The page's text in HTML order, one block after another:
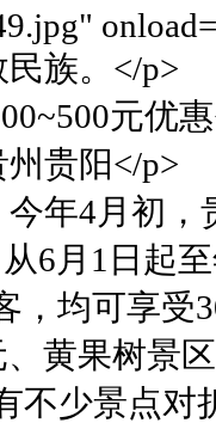
族。</p>
元优惠
贵阳</p>
4月初，
6月1日起
，均可享受
黄果树景
不少景点对